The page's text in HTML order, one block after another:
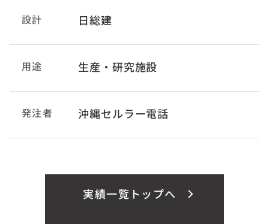
設計 日総建
用途 生産・研究施設
発注者 沖縄セルラー電話
実績一覧トップへ